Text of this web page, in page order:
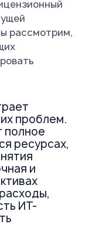
рассмотрим,
проблем.
полное
ресурсах,
и
ИТ-